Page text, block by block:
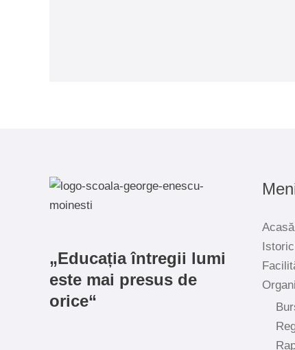
„Educația întregii lumi
este mai presus de
orice“
Acasă
Istoric